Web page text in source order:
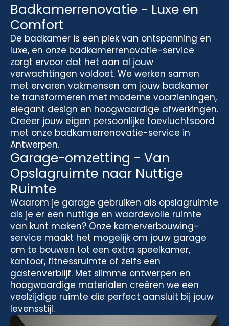
Badkamerrenovatie - Luxe en
Comfort
De badkamer is een plek van ontspanning en
luxe, en onze badkamerrenovatie-service
zorgt ervoor dat het aan al jouw
verwachtingen voldoet. We werken samen
met ervaren vakmensen om jouw badkamer
te transformeren met moderne voorzieningen,
elegant design en hoogwaardige afwerkingen.
Creëer jouw eigen persoonlijke toevluchtsoord
met onze badkamerrenovatie-service in
Antwerpen.
Garage-omzetting - Van
Opslagruimte naar Nuttige
Ruimte
Waarom je garage gebruiken als opslagruimte
als je er een nuttige en waardevolle ruimte
van kunt maken? Onze kamerverbouwing-
service maakt het mogelijk om jouw garage
om te bouwen tot een extra speelkamer,
kantoor, fitnessruimte of zelfs een
gastenverblijf. Met slimme ontwerpen en
hoogwaardige materialen creëren we een
veelzijdige ruimte die perfect aansluit bij jouw
levensstijl.